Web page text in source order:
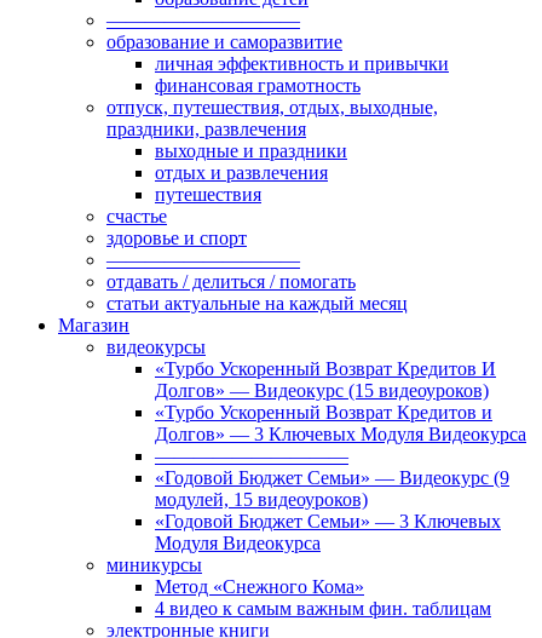
——————————
образование и саморазвитие
личная эффективность и привычки
финансовая грамотность
отпуск, путешествия, отдых, выходные,
праздники, развлечения
выходные и праздники
отдых и развлечения
путешествия
счастье
здоровье и спорт
——————————
отдавать / делиться / помогать
статьи актуальные на каждый месяц
Магазин
видеокурсы
«Турбо Ускоренный Возврат Кредитов И
Долгов» — Видеокурс (15 видеоуроков)
«Турбо Ускоренный Возврат Кредитов и
Долгов» — 3 Ключевых Модуля Видеокурса
——————————
«Годовой Бюджет Семьи» — Видеокурс (9
модулей, 15 видеоуроков)
«Годовой Бюджет Семьи» — 3 Ключевых
Модуля Видеокурса
миникурсы
Метод «Снежного Кома»
4 видео к самым важным фин. таблицам
электронные книги